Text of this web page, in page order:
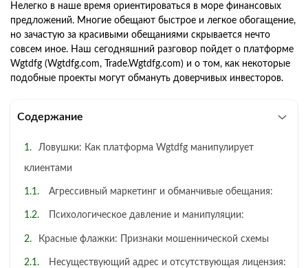
Нелегко в наше время ориентироваться в море финансовых
предложений. Многие обещают быстрое и легкое обогащение,
но зачастую за красивыми обещаниями скрывается нечто
совсем иное. Наш сегодняшний разговор пойдет о платформе
Wgtdfg (Wgtdfg.com, Trade.Wgtdfg.com) и о том, как некоторые
подобные проекты могут обмануть доверчивых инвесторов.
Содержание
Ловушки: Как платформа Wgtdfg манипулирует
клиентами
Агрессивный маркетинг и обманчивые обещания:
Психологическое давление и манипуляции:
Красные флажки: Признаки мошеннической схемы
Несуществующий адрес и отсутствующая лицензия: